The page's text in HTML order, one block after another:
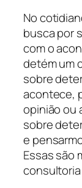
No
busca por
com o
detém um
sobre
acontece,
opinião ou
sobre
e
Essas são
consultoria